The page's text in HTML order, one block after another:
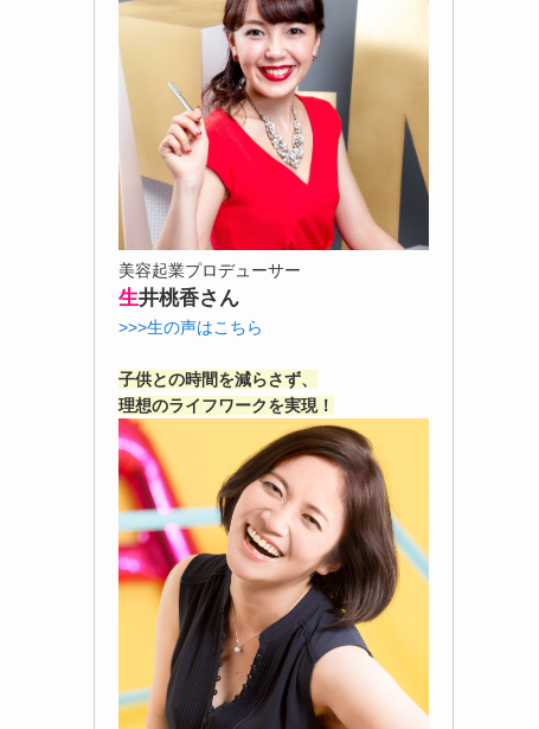
美容起業プロデューサー
生井桃香さん
>>>生の声はこちら
子供との時間を減らさず、
理想のライフワークを実現！